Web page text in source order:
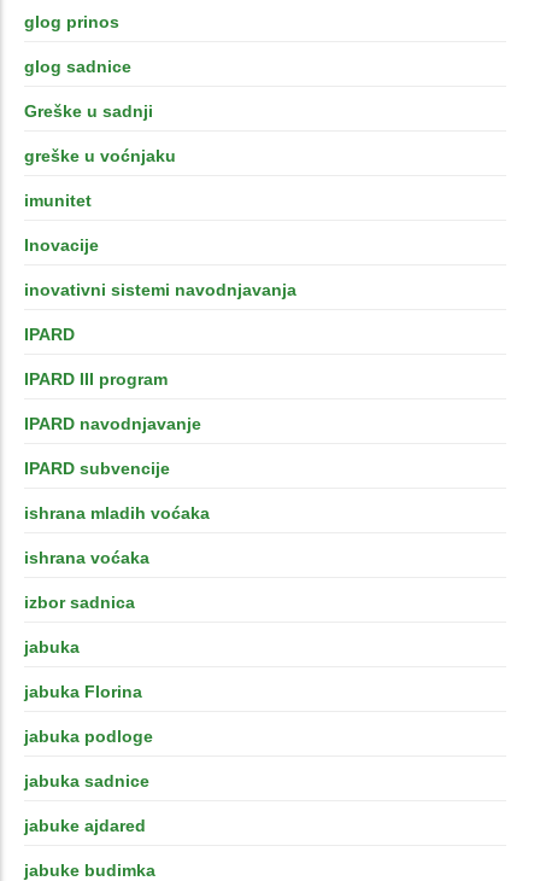
glog prinos
glog sadnice
Greške u sadnji
greške u voćnjaku
imunitet
Inovacije
inovativni sistemi navodnjavanja
IPARD
IPARD III program
IPARD navodnjavanje
IPARD subvencije
ishrana mladih voćaka
ishrana voćaka
izbor sadnica
jabuka
jabuka Florina
jabuka podloge
jabuka sadnice
jabuke ajdared
jabuke budimka